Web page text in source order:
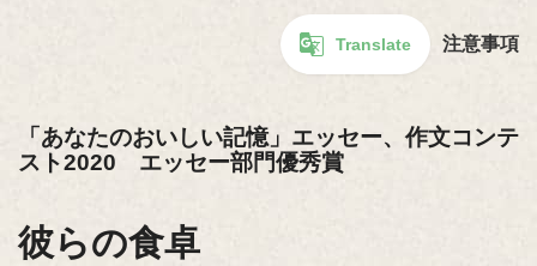
Translate 注意事項
「あなたのおいしい記憶」エッセー、作文コンテ
スト2020 エッセー部門優秀賞
彼らの食卓